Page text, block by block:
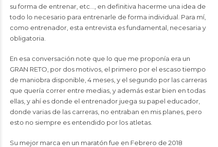
su forma de entrenar, etc…, en definitiva hacerme una idea de
todo lo necesario para entrenarle de forma individual. Para mí,
como entrenador, esta entrevista es fundamental, necesaria y
obligatoria.
En esa conversación note que lo que me proponía era un
GRAN RETO, por dos motivos, el primero por el escaso tiempo
de maniobra disponible, 4 meses, y el segundo por las carreras
que quería correr entre medias, y además estar bien en todas
ellas, y ahí es donde el entrenador juega su papel educador,
donde varias de las carreras, no entraban en mis planes, pero
esto no siempre es entendido por los atletas.
Su mejor marca en un maratón fue en Febrero de 2018